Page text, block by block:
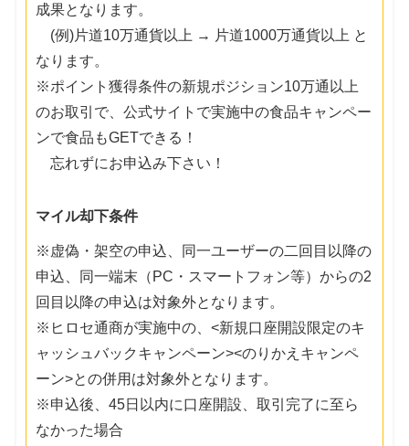
成果となります。
(例)片道10万通貨以上 → 片道1000万通貨以上 と
なります。
※ポイント獲得条件の新規ポジション10万通以上
のお取引で、公式サイトで実施中の食品キャンペー
ンで食品もGETできる！
忘れずにお申込み下さい！
マイル却下条件
※虚偽・架空の申込、同一ユーザーの二回目以降の
申込、同一端末（PC・スマートフォン等）からの2
回目以降の申込は対象外となります。
※ヒロセ通商が実施中の、<新規口座開設限定のキ
ャッシュバックキャンペーン><のりかえキャンペ
ーン>との併用は対象外となります。
※申込後、45日以内に口座開設、取引完了に至ら
なかった場合